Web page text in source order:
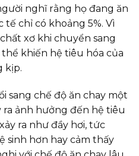
nghĩ rằng họ đang ăn
chỉ có khoảng 5%. Vì
xơ khi chuyển sang
khiến hệ tiêu hóa của
kịp.
sang chế độ ăn chay một
ảnh hưởng đến hệ tiêu
ra như đầy hơi, tức
sinh hơn hay cảm thấy